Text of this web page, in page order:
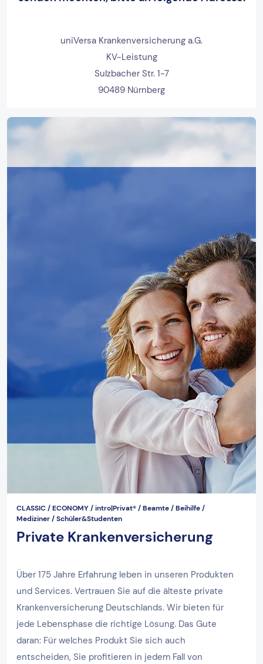
uniVersa Krankenversicherung a.G.
KV-Leistung
Sulzbacher Str. 1-7
90489 Nürnberg
CLASSIC / ECONOMY / intro|Privat® / Beamte / Beihilfe /
Mediziner / Schüler&Studenten
Private Krankenversicherung
Über 175 Jahre Erfahrung leben in unseren Produkten
und Services. Vertrauen Sie auf die älteste private
Krankenversicherung Deutschlands. Wir bieten für
jede Lebensphase die richtige Lösung. Das Gute
daran: Für welches Produkt Sie sich auch
entscheiden, Sie profitieren in jedem Fall von